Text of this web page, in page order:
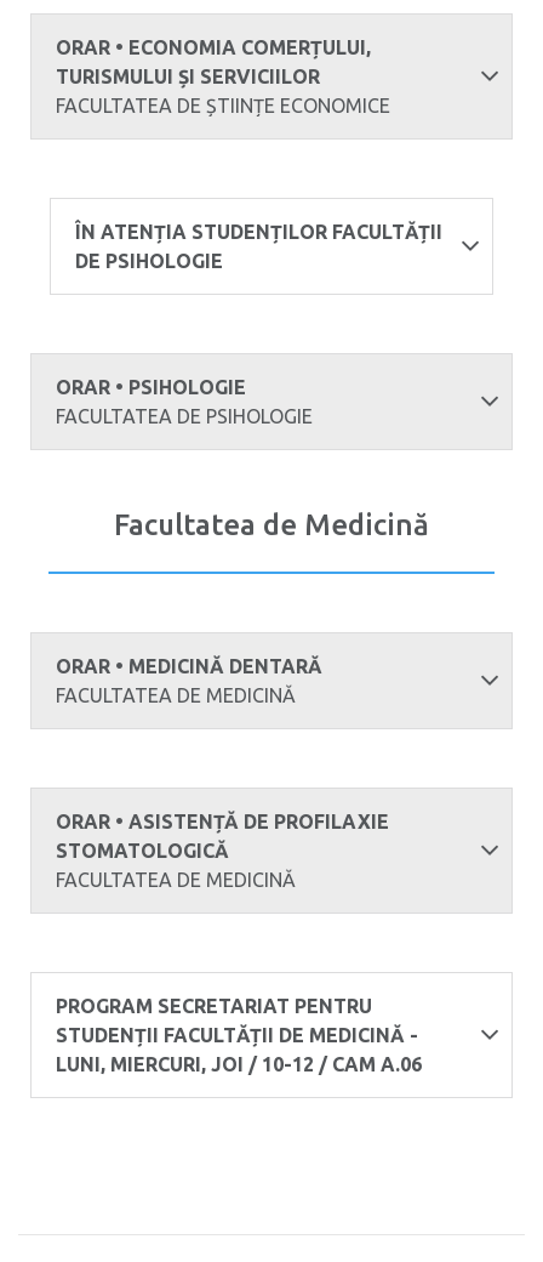
ORAR • ECONOMIA COMERȚULUI,
TURISMULUI ȘI SERVICIILOR
FACULTATEA DE ȘTIINȚE ECONOMICE
ÎN ATENȚIA STUDENȚILOR FACULTĂȚII
DE PSIHOLOGIE
ORAR • PSIHOLOGIE
FACULTATEA DE PSIHOLOGIE
Facultatea de Medicină
ORAR • MEDICINĂ DENTARĂ
FACULTATEA DE MEDICINĂ
ORAR • ASISTENȚĂ DE PROFILAXIE
STOMATOLOGICĂ
FACULTATEA DE MEDICINĂ
PROGRAM SECRETARIAT PENTRU
STUDENȚII FACULTĂȚII DE MEDICINĂ -
LUNI, MIERCURI, JOI / 10-12 / CAM A.06